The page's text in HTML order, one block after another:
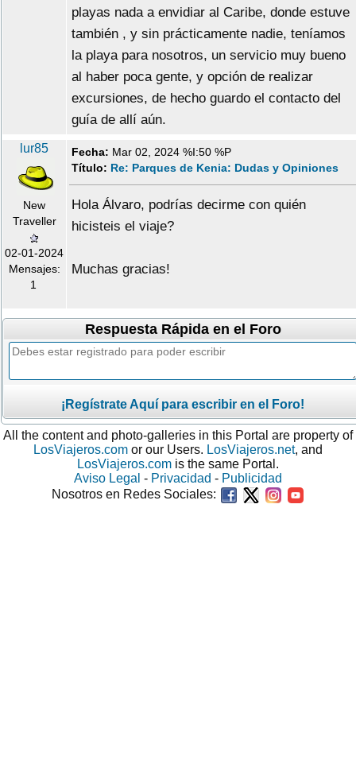
playas nada a envidiar al Caribe, donde estuve
también , y sin prácticamente nadie, teníamos
la playa para nosotros, un servicio muy bueno
al haber poca gente, y opción de realizar
excursiones, de hecho guardo el contacto del
guía de allí aún.
lur85
New
Traveller
02-01-2024
Mensajes:
1
Fecha: Mar 02, 2024 %I:50 %P
Título: Re: Parques de Kenia: Dudas y Opiniones
Hola Álvaro, podrías decirme con quién
hicisteis el viaje?
Muchas gracias!
Respuesta Rápida en el Foro
¡Regístrate Aquí para escribir en el Foro!
All the content and photo-galleries in this Portal are property of
LosViajeros.com or our Users. LosViajeros.net, and
LosViajeros.com is the same Portal.
Aviso Legal - Privacidad - Publicidad
Nosotros en Redes Sociales: